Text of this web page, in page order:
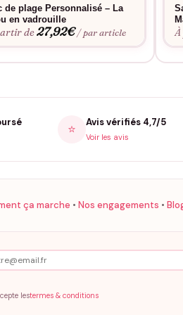
& sa tribu
?
interdit sur le motif floqué.
et le camel restent les coloris
de plage Personnalisé – La
en vadrouille
de27,92€ / par article
⭐ Avis vérifiés 4,7/5
Voir les avis
ça marche • Nos engagements •
lestermes & conditions